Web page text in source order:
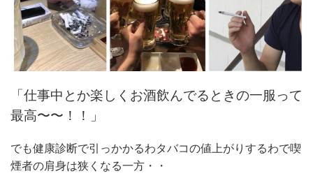
「仕事中とか楽しくお酒飲んでるときの一服って
最高〜〜！！」
でも健康診断で引っかかるわタバコの値上がりするわで喫
煙者の肩身は狭くなる一方・・